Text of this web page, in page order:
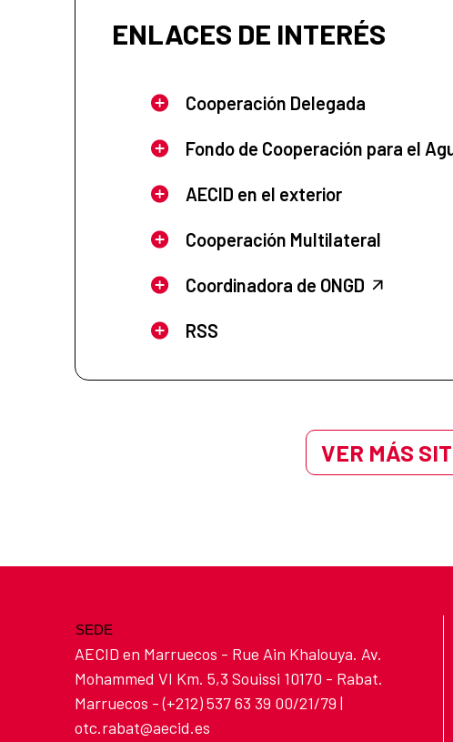
ENLACES DE INTERÉS
Cooperación Delegada
Fondo de Cooperación para el
AECID en el exterior
Cooperación Multilateral
Coordinadora de ONGD
RSS
VER MÁS
SEDE
AECID en Marruecos - Rue Ain Khalouya. Av.
Mohammed VI Km. 5,3 Souissi 10170 - Rabat.
Marruecos - (+212) 537 63 39 00/21/79 |
otc.rabat@aecid.es